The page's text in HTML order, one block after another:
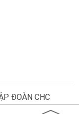
ĐOÀN CHC